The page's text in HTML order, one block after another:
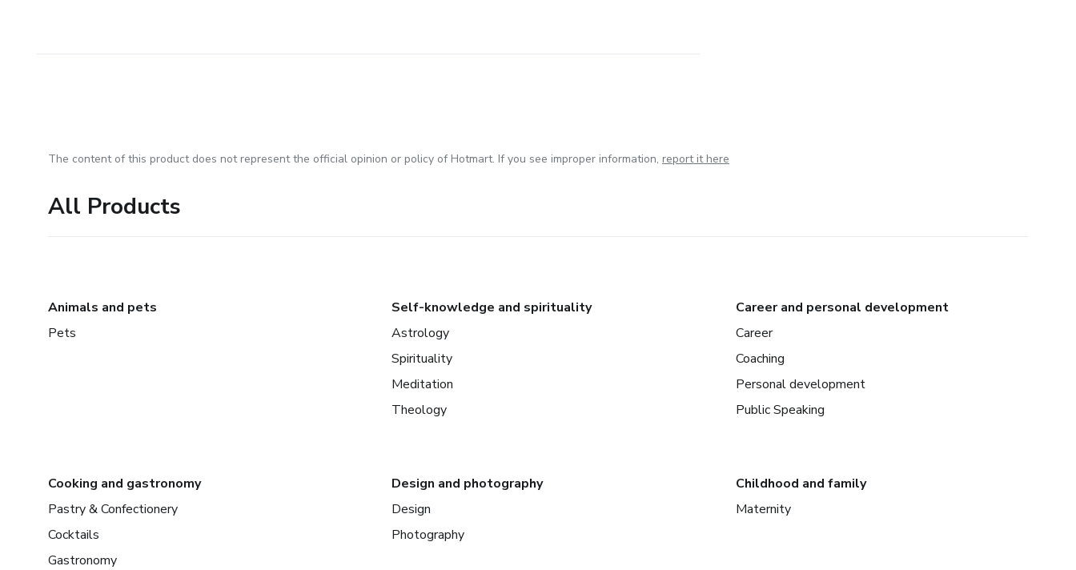
The content of this product does not represent the official opinion or policy of Hotmart. If you see improper information, report it here
All Products
Animals and pets
Pets
Self-knowledge and spirituality
Astrology
Spirituality
Meditation
Theology
Career and personal development
Career
Coaching
Personal development
Public Speaking
Cooking and gastronomy
Pastry & Confectionery
Cocktails
Gastronomy
Design and photography
Design
Photography
Childhood and family
Maternity